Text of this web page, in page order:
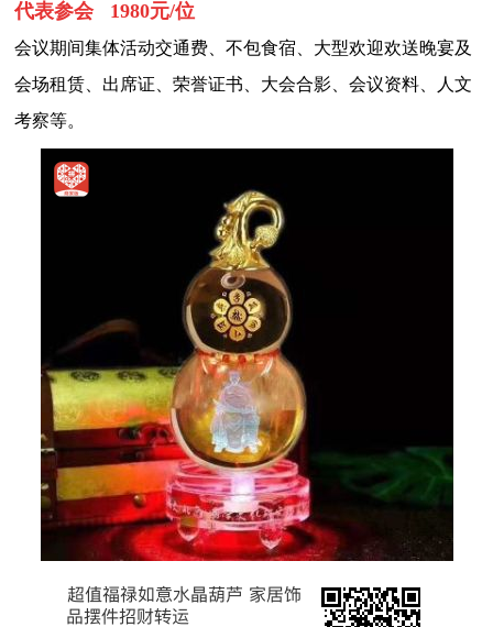
代表参会 1980元/位
会议期间集体活动交通费、不包食宿、大型欢迎欢送晚宴及
会场租赁、出席证、荣誉证书、大会合影、会议资料、人文
考察等。